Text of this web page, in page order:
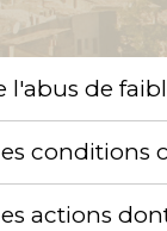
l'abus de
conditions
actions